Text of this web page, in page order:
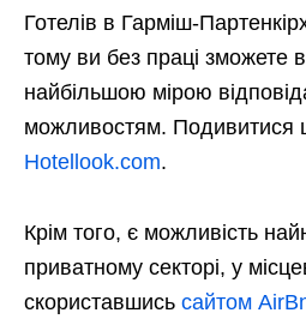
Готелів в Гарміш-
тому ви без праці зможете
найбільшою мірою
можливостям. Подивитися
Нotellook.com.
Крім того, є можливість
приватному секторі, у
скориставшись сайтом